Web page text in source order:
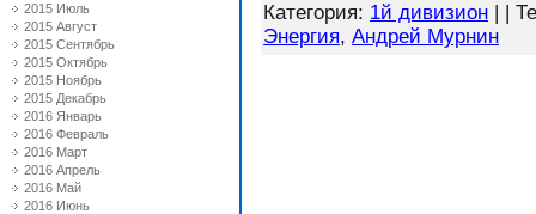
2015 Июль
2015 Август
2015 Сентябрь
2015 Октябрь
2015 Ноябрь
2015 Декабрь
2016 Январь
2016 Февраль
2016 Март
2016 Апрель
2016 Май
2016 Июнь
Категория: 1й дивизион | |
Энергия, Андрей Мурнин